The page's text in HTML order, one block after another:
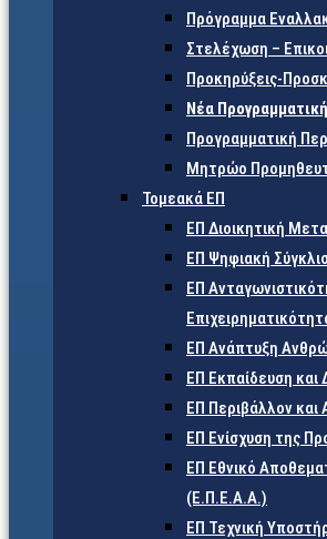
Πρόγραμμα
Στελέχωση –
Προκηρύξεις-
Νέα
Προγραμματική
Μητρώο
Τομεακά ΕΠ
ΕΠ Διοικητική
ΕΠ Ψηφιακή
ΕΠ
ΕΠ Ανάπτυξη
ΕΠ Εκπαίδευση και
ΕΠ Περιβάλλον και
ΕΠ Ενίσχυση της
ΕΠ Εθνικό
(Ε.Π.Ε.Α.Α.)
ΕΠ Τεχνική